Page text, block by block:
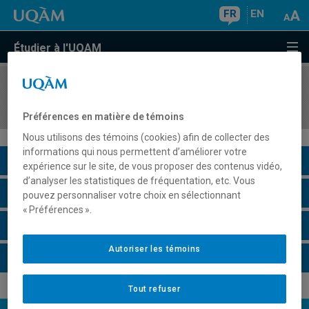
FR EN
Étudier à l'UQAM
COURS//
Description du cours
Horaire - Été 2026
Préférences en matière de témoins
Nous utilisons des témoins (cookies) afin de collecter des
informations qui nous permettent d’améliorer votre
expérience sur le site, de vous proposer des contenus vidéo,
d’analyser les statistiques de fréquentation, etc. Vous
pouvez personnaliser votre choix en sélectionnant
« Préférences ».
Tout refuser
Autoriser les témoins